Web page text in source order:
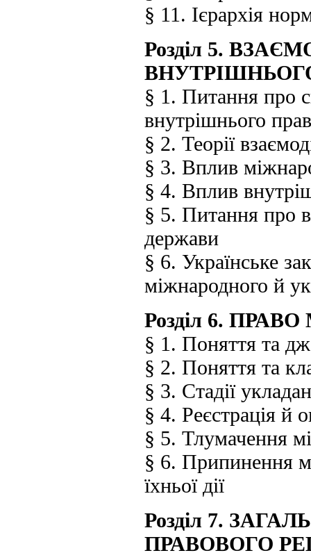
§ 11. Ієрархія
Розділ 5.
§ 1. Питання про
внутрішнього
§ 2. Теорії
§ 3. Вплив
§ 4. Вплив
§ 5. Питання про
держави
§ 6. Українське
міжнародного й
Розділ 6.
§ 1. Поняття та
§ 2. Поняття та
§ 3. Стадії
§ 4. Реєстрація й
§ 5. Тлумачення
§ 6. Припинення
їхньої дії
Розділ 7.
ПРАВОВОГО